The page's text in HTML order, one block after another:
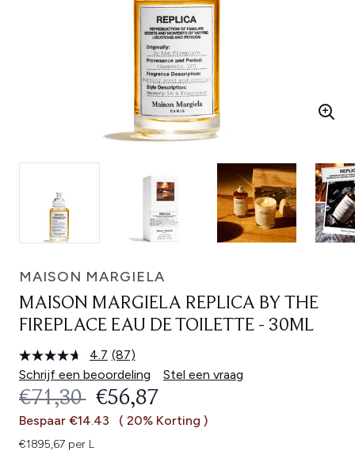
MAISON MARGIELA
MAISON MARGIELA REPLICA BY THE
FIREPLACE EAU DE TOILETTE - 30ML
4.7 Lees
87
beoordelingen.
Dezelfde
paginalink.
(87)
Schrijf een beoordeling
Stel een vraag
RECOMMENDED RETAIL PRICE:
€71,30 HUIDIGE PRIJS:
€56,87
Bespaar €14.43 ( 20% Korting )
€1895,67 per L